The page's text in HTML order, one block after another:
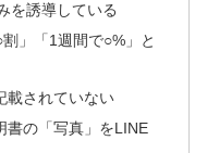
を誘導している
」「1週間で○%」と
載されていない
書の「写真」をLINE